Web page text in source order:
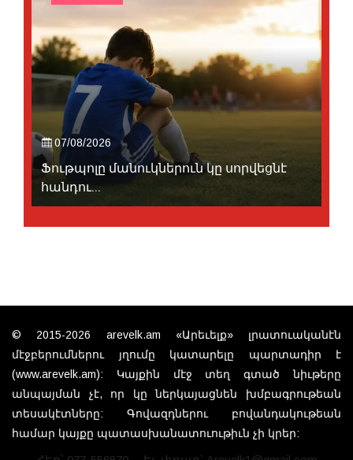
07/08/2026
Ֆութպոլը մանուկներուն կը սորվեցնէ
հանդու...
© 2015-2026 arevelk.am «Արեւելք» լրատուականէն
մէջբերումներու յղումը կատարելը պարտադիր է
(www.arevelk.am): Կայքին մէջ տեղ գտած նիւթերը
անպայման չէ, որ կը ներկայացնեն խմբագրութեան
տեսակէտները: Գովազդներու բովանդակութեան
համար կայքը պատասխանատուութիւն չի կրեր: